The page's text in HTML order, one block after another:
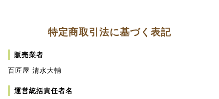
特定商取引法に基づく表記
販売業者
百匠屋 清水大輔
運営統括責任者名